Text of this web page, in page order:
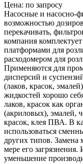
Цена: по запросу
Насосные и насосно-
возможностью
перекачивать,
компания
платформами для
расходомером для
Применяются для
дисперсий и
(лаков, красок,
жидкостей хорошо
лаков, красок как
(акриловых), эмалей,
красок, клея ПВА. В
использоваться
других типов. Замена
мере его
уменьшение